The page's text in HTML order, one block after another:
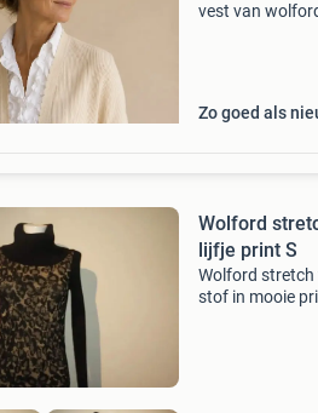
vest van
Zo goed als
Wolford
lijfje print S
Wolford stretch
stof in mooie